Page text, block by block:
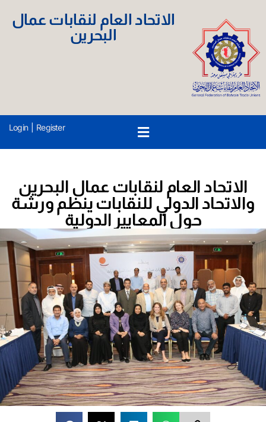
الاتحاد العام لنقابات عمال
البحرين
Login Register
الاتحاد العام لنقابات عمال البحرين
والاتحاد الدولي للنقابات ينظم ورشة
حول المعايير الدولية